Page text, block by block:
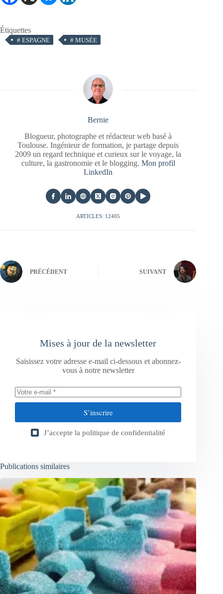
Étiquettes
# ESPAGNE # MUSÉE
Bernie
Blogueur, photographe et rédacteur web basé à
Toulouse. Ingénieur de formation, je partage depuis
2009 un regard technique et curieux sur le voyage, la
culture, la gastronomie et le blogging. Mon profil
LinkedIn
ARTICLES: 12405
PRÉCÉDENT SUIVANT
Mises à jour de la newsletter
Saisissez votre adresse e-mail ci-dessous et abonnez-
vous à notre newsletter
S’inscrire
J’accepte la politique de confidentialité
Publications similaires